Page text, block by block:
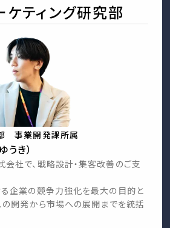
ケティング研究部
事業開発課所属
き）
会社で、戦略設計・集客改善のご支
企業の競争力強化を最大の目的と
の開発から市場への展開までを統括